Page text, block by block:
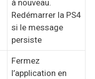
à nouveau.
Redémarrer la PS4
si le message
persiste
Fermez
l’application en